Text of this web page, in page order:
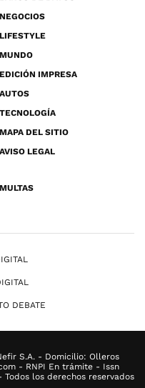
NEGOCIOS
LIFESTYLE
MUNDO
EDICIÓN IMPRESA
AUTOS
TECNOLOGÍA
MAPA DEL SITIO
AVISO LEGAL
MULTAS
DEBATE
S.A. - Domicilio: Olleros
- RNPI En trámite - Issn
los derechos reservados